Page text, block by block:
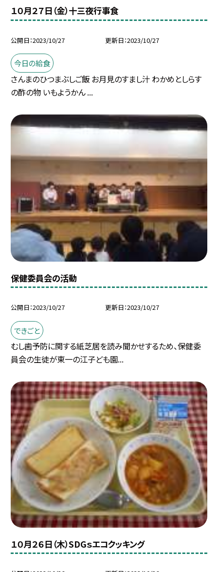
１０月２７日（金）十三夜行事食
公開日 2023/10/27 更新日 2023/10/27
今日の給食
さんまのひつまぶしご飯 お月見のすまし汁 わかめとしらす
の酢の物 いもようかん ...
保健委員会の活動
公開日 2023/10/27 更新日 2023/10/27
できごと
むし歯予防に関する紙芝居を読み聞かせするため、保健委
員会の生徒が東一の江子ども園...
１０月２６日（木）SDGｓエコクッキング